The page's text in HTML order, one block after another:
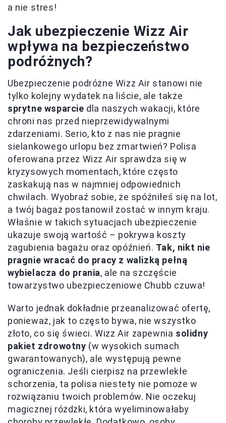
a nie stres!
Jak ubezpieczenie Wizz Air
wpływa na bezpieczeństwo
podróżnych?
Ubezpieczenie podróżne Wizz Air stanowi nie
tylko kolejny wydatek na liście, ale także
sprytne wsparcie dla naszych wakacji, które
chroni nas przed nieprzewidywalnymi
zdarzeniami. Serio, kto z nas nie pragnie
sielankowego urlopu bez zmartwień? Polisa
oferowana przez Wizz Air sprawdza się w
kryzysowych momentach, które często
zaskakują nas w najmniej odpowiednich
chwilach. Wyobraź sobie, że spóźniłeś się na lot,
a twój bagaż postanowił zostać w innym kraju.
Właśnie w takich sytuacjach ubezpieczenie
ukazuje swoją wartość – pokrywa koszty
zagubienia bagażu oraz opóźnień. Tak, nikt nie
pragnie wracać do pracy z walizką pełną
wybielacza do prania, ale na szczęście
towarzystwo ubezpieczeniowe Chubb czuwa!
Warto jednak dokładnie przeanalizować ofertę,
ponieważ, jak to często bywa, nie wszystko
złoto, co się świeci. Wizz Air zapewnia solidny
pakiet zdrowotny (w wysokich sumach
gwarantowanych), ale występują pewne
ograniczenia. Jeśli cierpisz na przewlekłe
schorzenia, ta polisa niestety nie pomoże w
rozwiązaniu twoich problemów. Nie oczekuj
magicznej różdżki, która wyeliminowałaby